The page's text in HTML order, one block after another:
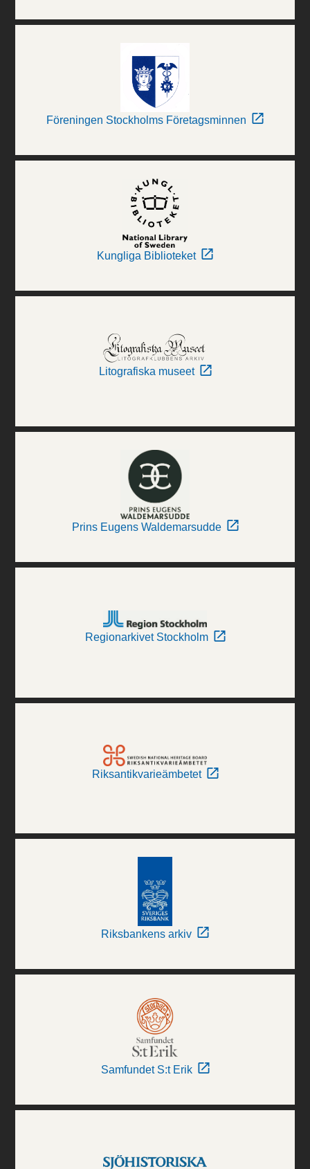
Föreningen Stockholms Företagsminnen
Kungliga Biblioteket
Litografiska museet
Prins Eugens Waldemarsudde
Regionarkivet Stockholm
Riksantikvarieämbetet
Riksbankens arkiv
Samfundet S:t Erik